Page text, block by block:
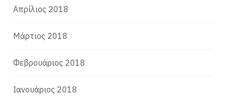
Απρίλιος 2018
Μάρτιος 2018
Φεβρουάριος 2018
Ιανουάριος 2018